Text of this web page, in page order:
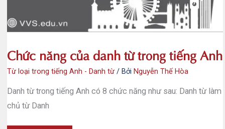
Chức năng của danh từ trong tiếng Anh
Từ loại trong tiếng Anh - Danh từ/ Bởi Nguyễn Thế Hòa
Danh từ trong tiếng Anh có 8 chức năng như sau: Danh từ làm
chủ từ Danh